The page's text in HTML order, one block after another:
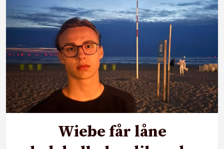
Wiebe får låne